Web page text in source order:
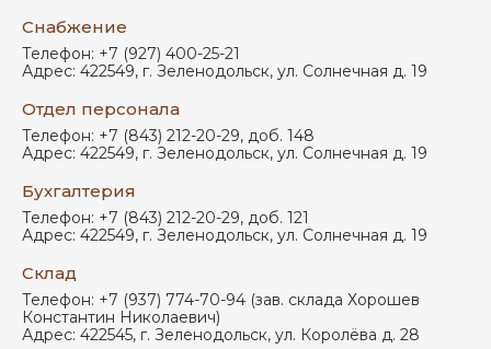
Снабжение
Телефон: +7 (927) 400-25-21
Адрес: 422549, г. Зеленодольск, ул. Солнечная д. 19
Отдел персонала
Телефон: +7 (843) 212-20-29, доб. 148
Адрес: 422549, г. Зеленодольск, ул. Солнечная д. 19
Бухгалтерия
Телефон: +7 (843) 212-20-29, доб. 121
Адрес: 422549, г. Зеленодольск, ул. Солнечная д. 19
Склад
Телефон: +7 (937) 774-70-94 (зав. склада Хорошев
Константин Николаевич)
Адрес: 422545, г. Зеленодольск, ул. Королёва д. 28